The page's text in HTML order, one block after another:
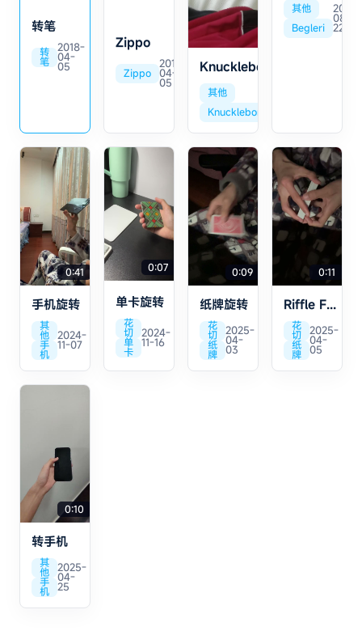
转笔
转
笔
2018-
04-
05
Zippo
Zippo
2018-
04-
05
0:13
Knucklebone
其他
Knucklebone
其他
Begleri
2022-
08-
22
0:41
手机旋转
其
他
手
机
2024-
11-07
0:07
单卡旋转
花
切
单
卡
2024-
11-16
0:09
纸牌旋转
花
切
纸
牌
2025-
04-
03
0:11
Riffle Fan 开
花
切
纸
牌
2025-
04-
05
0:10
转手机
其
他
手
机
2025-
04-
25